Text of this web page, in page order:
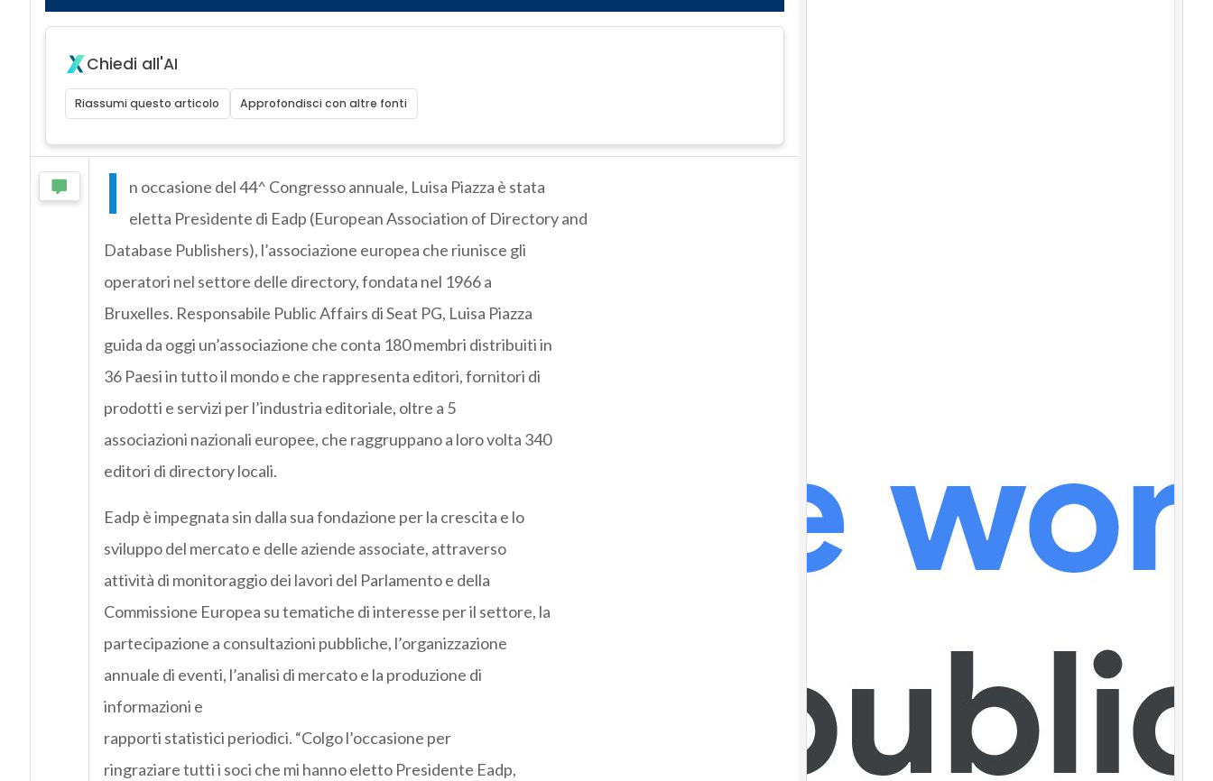
Chiedi all'AI
Riassumi questo articolo Approfondisci con altre fonti
I
n occasione del 44^ Congresso annuale, Luisa Piazza è stata
eletta Presidente di Eadp (European Association of Directory and
Database Publishers), l’associazione europea che riunisce gli
operatori nel settore delle directory, fondata nel 1966 a
Bruxelles. Responsabile Public Affairs di Seat PG, Luisa Piazza
guida da oggi un’associazione che conta 180 membri distribuiti in
36 Paesi in tutto il mondo e che rappresenta editori, fornitori di
prodotti e servizi per l’industria editoriale, oltre a 5
associazioni nazionali europee, che raggruppano a loro volta 340
editori di directory locali.
Eadp è impegnata sin dalla sua fondazione per la crescita e lo
sviluppo del mercato e delle aziende associate, attraverso
attività di monitoraggio dei lavori del Parlamento e della
Commissione Europea su tematiche di interesse per il settore, la
partecipazione a consultazioni pubbliche, l’organizzazione
annuale di eventi, l’analisi di mercato e la produzione di
informazioni e
rapporti statistici periodici. “Colgo l’occasione per
ringraziare tutti i soci che mi hanno eletto Presidente Eadp,